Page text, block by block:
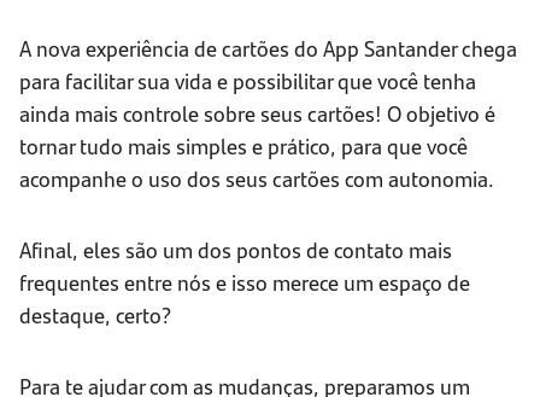
A nova experiência de cartões do App Santander chega
para facilitar sua vida e possibilitar que você tenha
ainda mais controle sobre seus cartões! O objetivo é
tornar tudo mais simples e prático, para que você
acompanhe o uso dos seus cartões com autonomia.
Afinal, eles são um dos pontos de contato mais
frequentes entre nós e isso merece um espaço de
destaque, certo?
Para te ajudar com as mudanças, preparamos um